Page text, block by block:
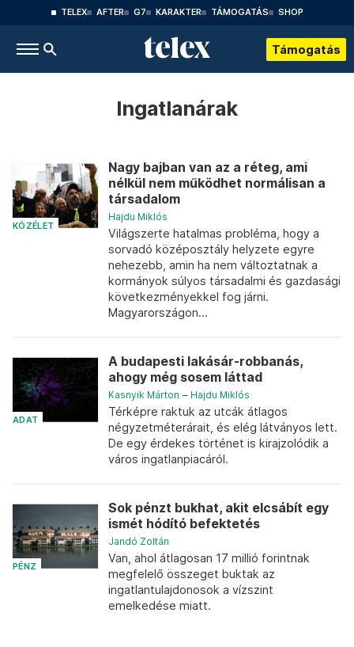
TELEX AFTER G7 KARAKTER TÁMOGATÁS SHOP
Támogatás
Ingatlanárak
KÖZÉLET
Nagy bajban van az a réteg, ami
nélkül nem működhet normálisan a
társadalom
Hajdu Miklós
Világszerte hatalmas probléma, hogy a
sorvadó középosztály helyzete egyre
nehezebb, amin ha nem változtatnak a
kormányok súlyos társadalmi és gazdasági
következményekkel fog járni.
Magyarországon...
ADAT
A budapesti lakásár-robbanás,
ahogy még sosem láttad
Kasnyik Márton – Hajdu Miklós
Térképre raktuk az utcák átlagos
négyzetméterárait, és elég látványos lett.
De egy érdekes történet is kirajzolódik a
város ingatlanpiacáról.
PÉNZ
Sok pénzt bukhat, akit elcsábít egy
ismét hódító befektetés
Jandó Zoltán
Van, ahol átlagosan 17 millió forintnak
megfelelő összeget buktak az
ingatlantulajdonosok a vízszint
emelkedése miatt.